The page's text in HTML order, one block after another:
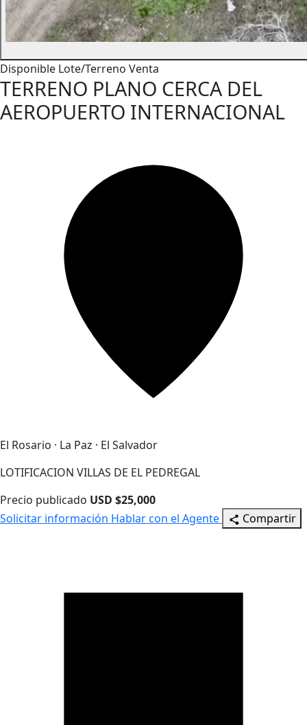
Disponible Lote/Terreno Venta
TERRENO PLANO CERCA DEL
AEROPUERTO INTERNACIONAL
El Rosario · La Paz · El Salvador
LOTIFICACION VILLAS DE EL PEDREGAL
Precio publicado USD $25,000
Solicitar información Hablar con el Agente Compartir